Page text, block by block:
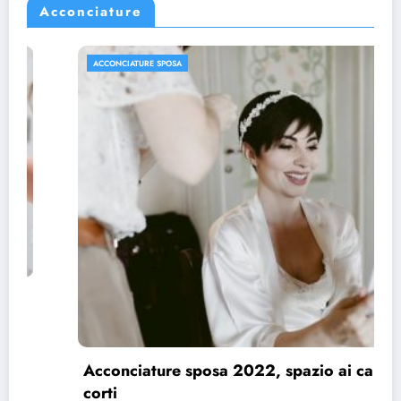
Acconciature
ACCONCIATURE SPOSA
Acconciature sposa 2022, spazio ai capelli